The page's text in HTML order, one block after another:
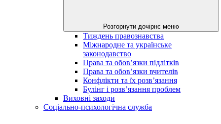
Розгорнути дочірнє меню
Тиждень правознавства
Міжнародне та українське
законодавство
Права та обов’язки підлітків
Права та обов’язки вчителів
Конфлікти та їх розв’язання
Булінг і розв’язання проблем
Виховні заходи
Соціально-психологічна служба